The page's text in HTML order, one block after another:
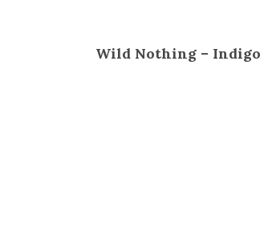
Wild Nothing – Indigo